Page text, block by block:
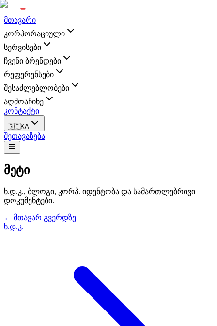
მთავარი
კორპორაციული
სერვისები
ჩვენი ბრენდები
რეფერენსები
შესაძლებლობები
აღმოაჩინე
კონტაქტი
🇬🇪KA
შეთავაზება
მეტი
ხ.დ.კ., ბლოგი, კორპ. იდენტობა და სამართლებრივი
დოკუმენტები.
← მთავარ გვერდზე
ხ.დ.კ.